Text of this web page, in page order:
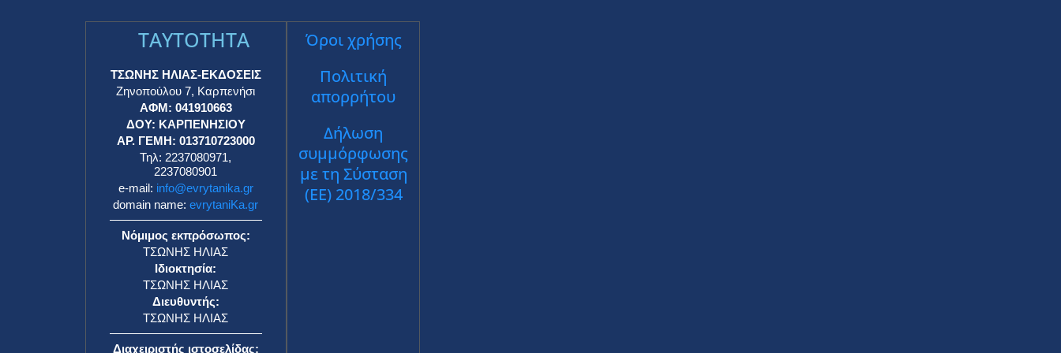
TAYTOTHTA
ΤΣΩΝΗΣ ΗΛΙΑΣ-ΕΚΔΟΣΕΙΣ
Ζηνοπούλου 7, Καρπενήσι
ΑΦΜ: 041910663
ΔΟΥ: ΚΑΡΠΕΝΗΣΙΟΥ
ΑΡ. ΓΕΜΗ: 013710723000
Τηλ: 2237080971,
2237080901
e-mail: info@evrytanika.gr
domain name:evrytaniKa.gr
Νόμιμος εκπρόσωπος:
ΤΣΩΝΗΣ ΗΛΙΑΣ
Ιδιοκτησία:
ΤΣΩΝΗΣ ΗΛΙΑΣ
Διευθυντής:
ΤΣΩΝΗΣ ΗΛΙΑΣ
Διαχειριστής ιστοσελίδας:
Όροι χρήσης
Πολιτική
απορρήτου
Δήλωση
συμμόρφωσης
με τη Σύσταση
(ΕΕ) 2018/334